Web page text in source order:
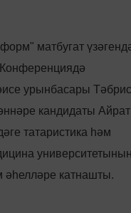
матбугат
урынбасары Тәбрис
кандидаты Айрат
татаристика һәм
әһелләре катнашты.